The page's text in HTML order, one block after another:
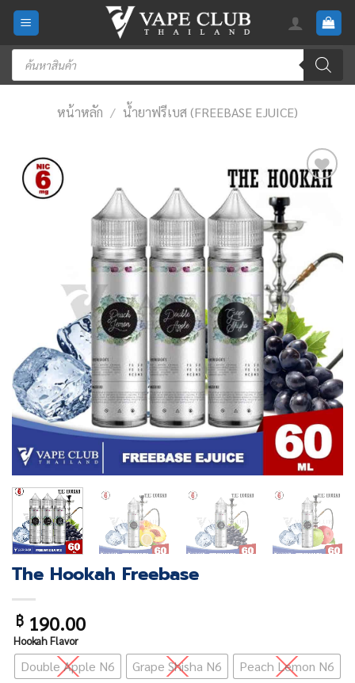
Skip
content
Products
search
หน้าหลัก / น้ำยาฟรีเบส (FREEBASE EJUICE)
wishlist
The Hookah Freebase
฿190.00
Hookah Flavor
Double Apple N6 Grape Shisha N6 Peach Lemon N6